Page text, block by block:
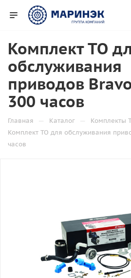
Комплект ТО
обслуживания
приводов
300 часов
Главная — Каталог — Комплекты
Комплект ТО для обслуживания
часов